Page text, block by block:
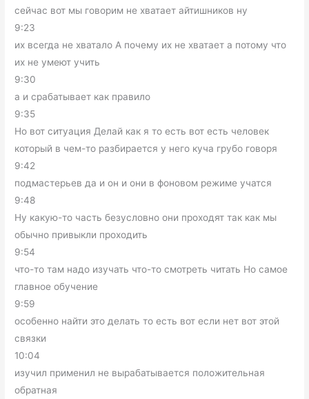
сейчас вот мы говорим не хватает айтишников ну
9:23
их всегда не хватало А почему их не хватает а потому что
их не умеют учить
9:30
а и срабатывает как правило
9:35
Но вот ситуация Делай как я то есть вот есть человек
который в чем-то разбирается у него куча грубо говоря
9:42
подмастерьев да и он и они в фоновом режиме учатся
9:48
Ну какую-то часть безусловно они проходят так как мы
обычно привыкли проходить
9:54
что-то там надо изучать что-то смотреть читать Но самое
главное обучение
9:59
особенно найти это делать то есть вот если нет вот этой
связки
10:04
изучил применил не вырабатывается положительная
обратная